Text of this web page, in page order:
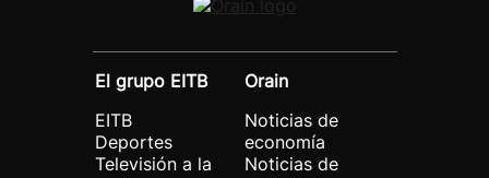
El grupo EITB
EITB
Deportes
Televisión a la
Orain
Noticias de
economía
Noticias de